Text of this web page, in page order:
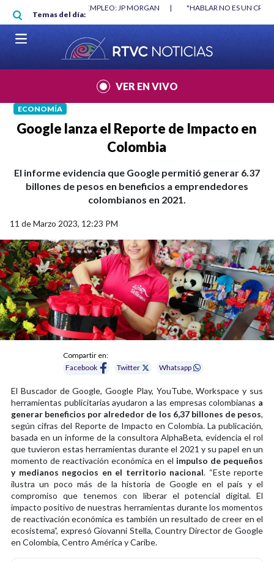
Pasar al contenido principal
Temas del día:
"HABLAR NO ES UN CRIMEN": CARTA DE BETO CORAL |
VER EN VIVO
ECONOMÍA
Google lanza el Reporte de Impacto en
Colombia
El informe evidencia que Google permitió generar 6.37
billones de pesos en beneficios a emprendedores
colombianos en 2021.
11 de Marzo 2023, 12:23 PM
Compartir en:
Facebook
Twitter Whatsapp
El Buscador de Google, Google Play, YouTube, Workspace y sus
herramientas publicitarias ayudaron a las empresas colombianas a
generar beneficios por alrededor de los 6,37 billones de pesos,
según cifras del Reporte de Impacto en Colombia. La publicación,
basada en un informe de la consultora AlphaBeta, evidencia el rol
que tuvieron estas herramientas durante el 2021 y su papel en un
momento de reactivación económica en el impulso de pequeños
y medianos negocios en el territorio nacional. “Este reporte
ilustra un poco más de la historia de Google en el país y el
compromiso que tenemos con liberar el potencial digital. El
impacto positivo de nuestras herramientas durante los momentos
de reactivación económica es también un resultado de creer en el
ecosistema”, expresó Giovanni Stella, Country Director de Google
en Colombia, Centro América y Caribe.